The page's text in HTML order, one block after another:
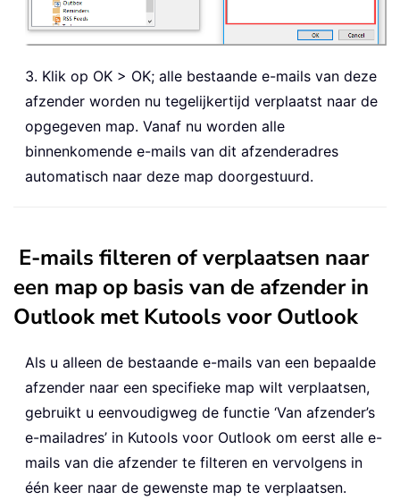
3. Klik op OK > OK; alle bestaande e-mails van deze
afzender worden nu tegelijkertijd verplaatst naar de
opgegeven map. Vanaf nu worden alle
binnenkomende e-mails van dit afzenderadres
automatisch naar deze map doorgestuurd.
E-mails filteren of verplaatsen naar
een map op basis van de afzender in
Outlook met Kutools voor Outlook
Als u alleen de bestaande e-mails van een bepaalde
afzender naar een specifieke map wilt verplaatsen,
gebruikt u eenvoudigweg de functie ‘Van afzender’s
e-mailadres’ in Kutools voor Outlook om eerst alle e-
mails van die afzender te filteren en vervolgens in
één keer naar de gewenste map te verplaatsen.